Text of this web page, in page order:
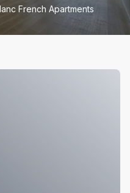
French Apartments